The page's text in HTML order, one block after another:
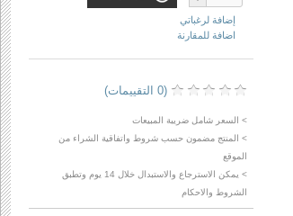
إضافة لرغباتي
اضافة للمقارنة
(0 التقييمات)
> السعر شامل ضريبة المبيعات
> المنتج مضمون حسب شروط واتفاقية الشراء من
الموقع
> يمكن الاسترجاع والاستبدال خلال 14 يوم وتطبق
الشروط والاحكام